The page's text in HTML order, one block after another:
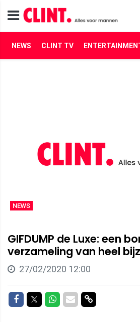
NEWS CLINT TV
NEWS
GIFDUMP de Luxe: een
verzameling van heel
27/02/2020 12:00
Delen op Facebook
Delen op Twitter
Delen op Whatsapp
Delen via Mail
Delen via link